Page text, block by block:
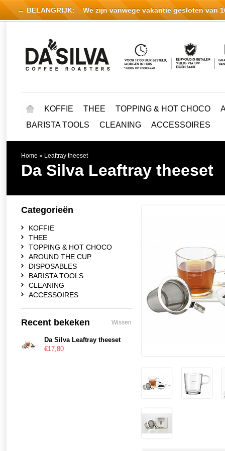
KOFFIE THEE TOPPING & HOT CHOCO
BARISTA TOOLS
CLEANING ACCESSOIRES
Home » Leaftray theeset
Da Silva Leaftray theeset
Categorieën
KOFFIE
THEE
TOPPING & HOT CHOCO
AROUND THE CUP
DISPOSABLES
BARISTA TOOLS
CLEANING
ACCESSOIRES
Recent bekeken Wissen
Da Silva Leaftray theeset
€17,80
← BELANGRIJK: We zijn vanwege vakantie gesloten van